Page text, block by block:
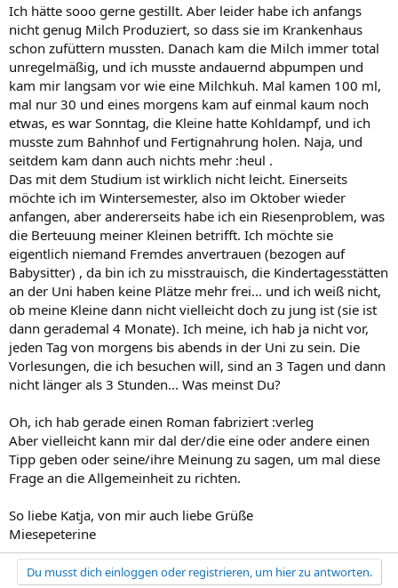
Ich hätte sooo gerne gestillt. Aber leider habe ich anfangs
nicht genug Milch Produziert, so dass sie im Krankenhaus
schon zufüttern mussten. Danach kam die Milch immer total
unregelmäßig, und ich musste andauernd abpumpen und
kam mir langsam vor wie eine Milchkuh. Mal kamen 100 ml,
mal nur 30 und eines morgens kam auf einmal kaum noch
etwas, es war Sonntag, die Kleine hatte Kohldampf, und ich
musste zum Bahnhof und Fertignahrung holen. Naja, und
seitdem kam dann auch nichts mehr :heul .
Das mit dem Studium ist wirklich nicht leicht. Einerseits
möchte ich im Wintersemester, also im Oktober wieder
anfangen, aber andererseits habe ich ein Riesenproblem, was
die Berteuung meiner Kleinen betrifft. Ich möchte sie
eigentlich niemand Fremdes anvertrauen (bezogen auf
Babysitter) , da bin ich zu misstrauisch, die Kindertagesstätten
an der Uni haben keine Plätze mehr frei... und ich weiß nicht,
ob meine Kleine dann nicht vielleicht doch zu jung ist (sie ist
dann gerademal 4 Monate). Ich meine, ich hab ja nicht vor,
jeden Tag von morgens bis abends in der Uni zu sein. Die
Vorlesungen, die ich besuchen will, sind an 3 Tagen und dann
nicht länger als 3 Stunden... Was meinst Du?
Oh, ich hab gerade einen Roman fabriziert :verleg
Aber vielleicht kann mir dal der/die eine oder andere einen
Tipp geben oder seine/ihre Meinung zu sagen, um mal diese
Frage an die Allgemeinheit zu richten.
So liebe Katja, von mir auch liebe Grüße
Miesepeterine
Du musst dich einloggen oder registrieren, um hier zu antworten.